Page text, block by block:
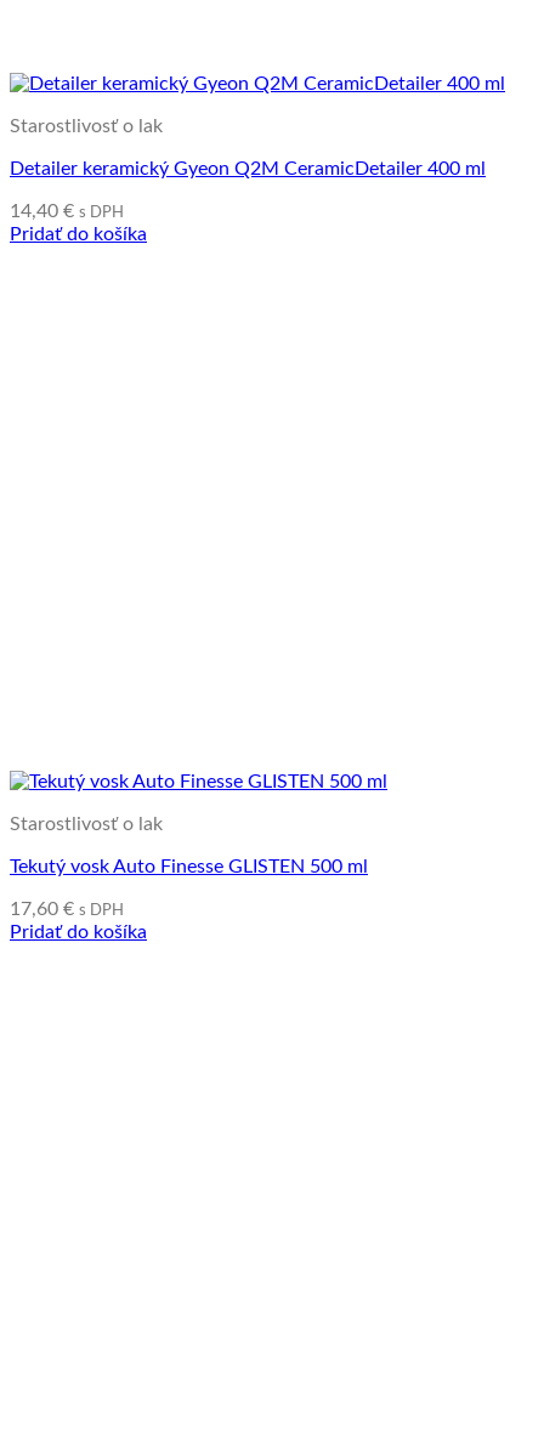
Starostlivosť o lak
Detailer keramický Gyeon Q2M CeramicDetailer 400 ml
14,40 € s DPH
Pridať do košíka
Starostlivosť o lak
Tekutý vosk Auto Finesse GLISTEN 500 ml
17,60 € s DPH
Pridať do košíka